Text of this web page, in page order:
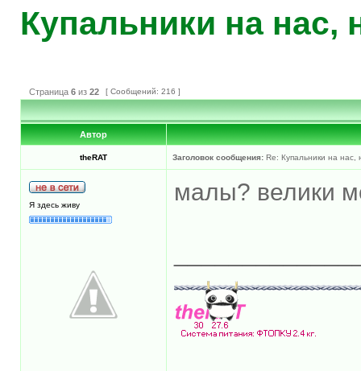
Купальники на нас,
Страница 6 из 22 [ Сообщений: 216 ]
Автор
theRAT Заголовок сообщения: Re: Купальники на нас,
Я здесь живу малы? велики